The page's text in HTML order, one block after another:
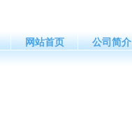
网站首页 公司简介